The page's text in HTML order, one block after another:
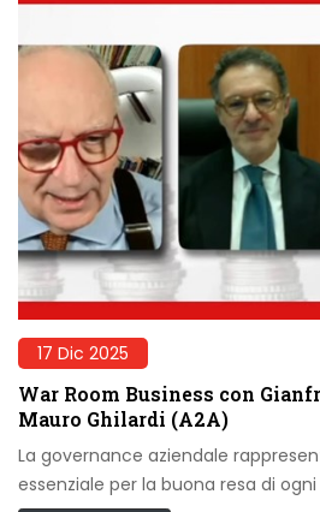
17 Dic 2025
War Room Business con
Mauro Ghilardi (A2A)
La governance aziendale
essenziale per la buona resa di